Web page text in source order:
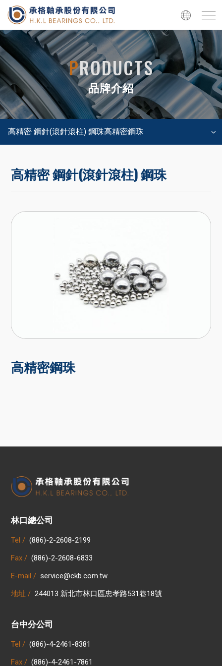
PRODUCTS
品牌介紹
高精密 鋼針(滾針滾柱) 鋼珠高精密鋼珠
高精密 鋼針(滾針滾柱) 鋼珠
高精密鋼珠
林口總公司
Tel / (886)-2-2608-2199
Fax / (886)-2-2608-6833
E-mail / service@ckb.com.tw
地址 / 244013 新北市林口區忠孝路531巷18號
台中分公司
Tel / (886)-4-2461-8381
Fax / (886)-4-2461-7861